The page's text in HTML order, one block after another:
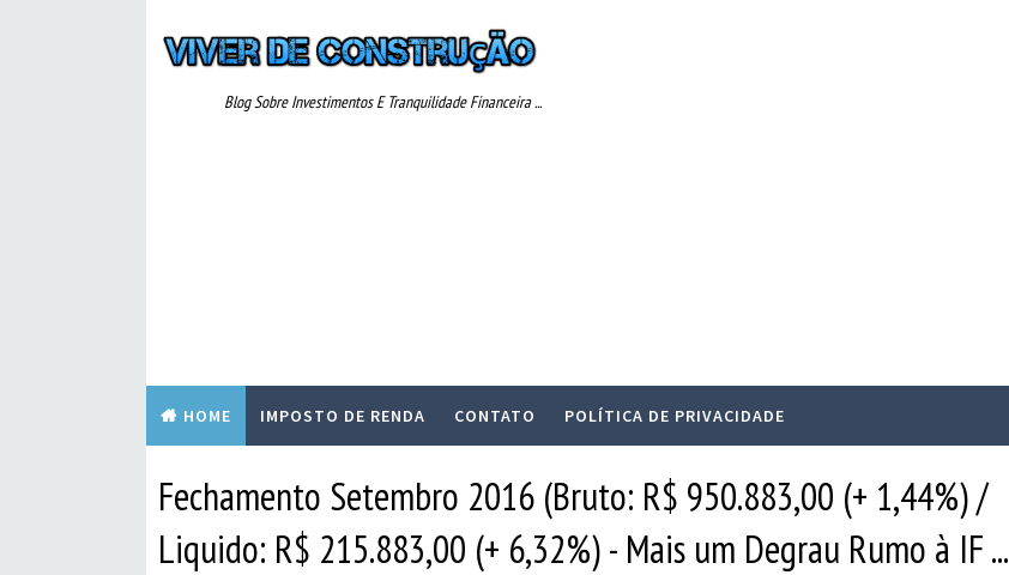
Blog Sobre Investimentos E Tranquilidade Financeira ...
HOME IMPOSTO DE RENDA CONTATO POLÍTICA DE PRIVACIDADE
Fechamento Setembro 2016 (Bruto: R$ 950.883,00 (+ 1,44%) /
Liquido: R$ 215.883,00 (+ 6,32%) - Mais um Degrau Rumo à IF ...